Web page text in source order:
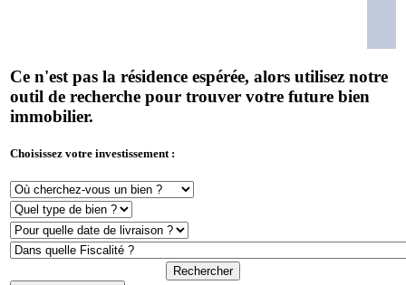
Ce n'est pas la résidence espérée, alors utilisez notre
outil de recherche pour trouver votre future bien
immobilier.
Choisissez votre investissement :
Rechercher